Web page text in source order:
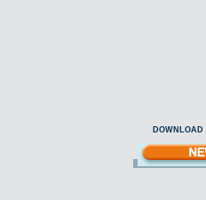
DOWNLOAD